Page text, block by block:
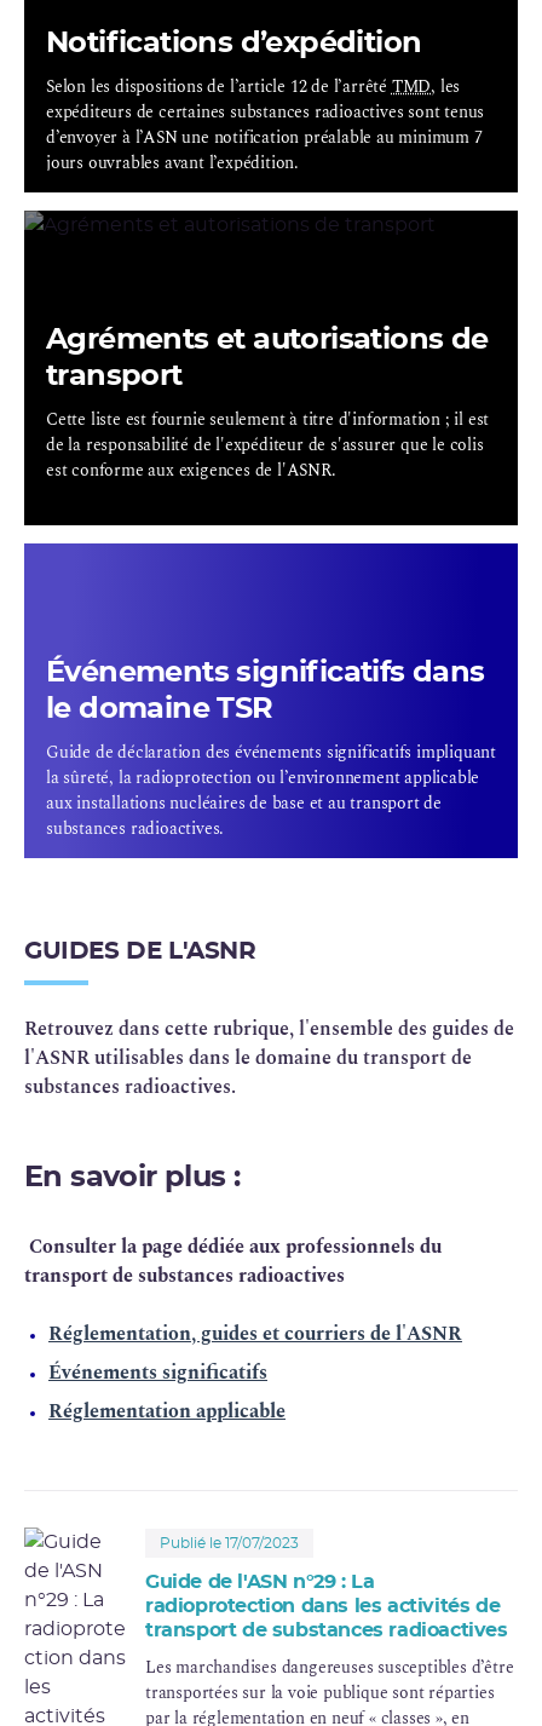
Notifications d’expédition
Selon les dispositions de l’article 12 de l’arrêtéTMD, les
expéditeurs de certaines substances radioactives sont tenus
d’envoyer à l’ASN une notification préalable au minimum 7
jours ouvrables avant l’expédition.
Agréments et autorisations de
transport
Cette liste est fournie seulement à titre d'information ; il est
de la responsabilité de l'expéditeur de s'assurer que le colis
est conforme aux exigences de l'ASNR.
Événements significatifs dans
le domaine TSR
Guide de déclaration des événements significatifs impliquant
la sûreté, la radioprotection ou l’environnement applicable
aux installations nucléaires de base et au transport de
substances radioactives.
GUIDES DE L'ASNR
Retrouvez dans cette rubrique, l'ensemble des guides de
l'ASNR utilisables dans le domaine du transport de
substances radioactives.
En savoir plus :
Consulter la page dédiée aux professionnels du
transport de substances radioactives
Réglementation, guides et courriers de l'ASNR
Événements significatifs
Réglementation applicable
Publié le 17/07/2023
Guide de l'ASN n°29 : La
radioprotection dans les activités de
transport de substances radioactives
Les marchandises dangereuses susceptibles d’être
transportées sur la voie publique sont réparties
par la réglementation en neuf « classes », en